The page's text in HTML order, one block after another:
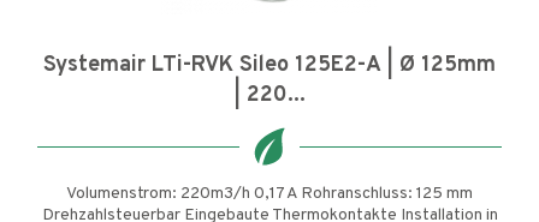
Systemair LTi-RVK Sileo 125E2-A | Ø 125mm
| 220...
Volumenstrom: 220m3/h 0,17 A Rohranschluss: 125 mm
Drehzahlsteuerbar Eingebaute Thermokontakte Installation in